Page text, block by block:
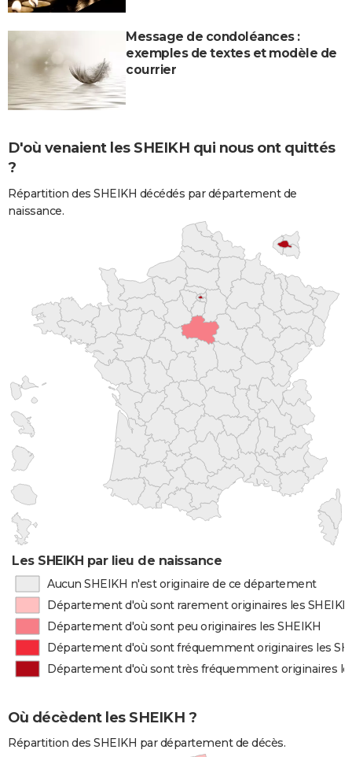
Message de condoléances :
exemples de textes et modèle de
courrier
D'où venaient les SHEIKH qui nous ont quittés
?
Répartition des SHEIKH décédés par département de
naissance.
Les SHEIKH par lieu de naissance
Aucun SHEIKH n'est originaire de ce département
Département d'où sont rarement originaires les SHEIKH
Département d'où sont peu originaires les SHEIKH
Département d'où sont fréquemment originaires les
Département d'où sont très fréquemment originaires
Où décèdent les SHEIKH ?
Répartition des SHEIKH par département de décès.